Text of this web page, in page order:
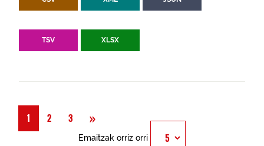
TSV XLSX
1 2 3 »Hurrengoa
Emaitzak orriz orri